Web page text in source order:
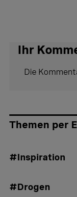
Ihr
Die
Themen per
#Inspiration
#Drogen